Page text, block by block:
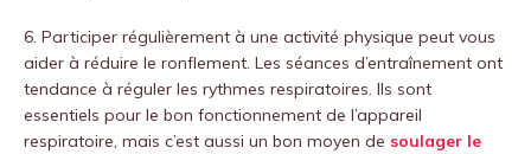
6. Participer régulièrement à une activité physique peut vous
aider à réduire le ronflement. Les séances d’entraînement ont
tendance à réguler les rythmes respiratoires. Ils sont
essentiels pour le bon fonctionnement de l’appareil
respiratoire, mais c’est aussi un bon moyen de soulager le